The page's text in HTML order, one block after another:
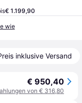
€ 1.199,90
wie
inklusive Versand
€ 950,40
von € 316,80